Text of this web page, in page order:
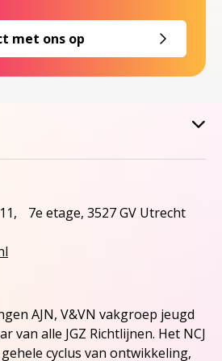
met ons op
7e etage, 3527 GV Utrecht
AJN, V&VN vakgroep jeugd
van alle JGZ Richtlijnen. Het NCJ
cyclus van ontwikkeling,